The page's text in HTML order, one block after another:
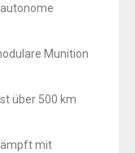
Munition
über 500 km
mit